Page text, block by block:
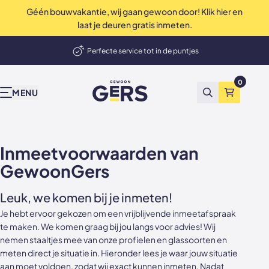
Géén bouwvakantie, wij gaan gewoon door! Klik hier en
laat je deuren gratis inmeten.
Uitstekend4.9 / 5
op Trustpilot
Niet tevreden? Geld terug
MENU
GewoonGers
Zoeken
0
Onze producten
Taatsdeuren
Schuifdeuren
Deur- wand combinaties
Wanden
Inspiratie & advies
Advies video's
Stalen deuren
Stalen opdekdeuren
Stalen taatsdeuren
Bekend van tv
Wij zijn Gers
Waarom GewoonGers
Wij zijn GewoonGers
Team
Vacatures
Afspraak aan huis
Offerte aanvragen
Showrooms
Showrooms
Showroom & fabriek Vlaardingen
Inmeetvoorwaarden van
GewoonGers
Leuk, we komen bij je inmeten!
Je hebt ervoor gekozen om een vrijblijvende inmeetafspraak
te maken. We komen graag bij jou langs voor advies! Wij
nemen staaltjes mee van onze profielen en glassoorten en
meten direct je situatie in. Hieronder lees je waar jouw situatie
aan moet voldoen, zodat wij exact kunnen inmeten. Nadat